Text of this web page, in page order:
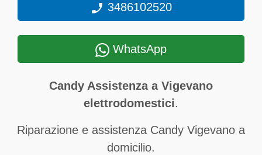
3486102520
WhatsApp
Candy Assistenza a Vigevano
elettrodomestici.
Riparazione e assistenza Candy Vigevano a
domicilio.